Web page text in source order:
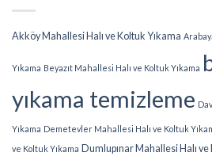
Akköy Mahallesi Halı ve Koltuk Yıkama
Yıkama Beyazıt Mahallesi Halı ve Koltuk Yıkama
yıkama temizleme
Yıkama Demetevler Mahallesi Halı ve Koltuk
ve Koltuk Yıkama Dumlupınar Mahallesi Halı